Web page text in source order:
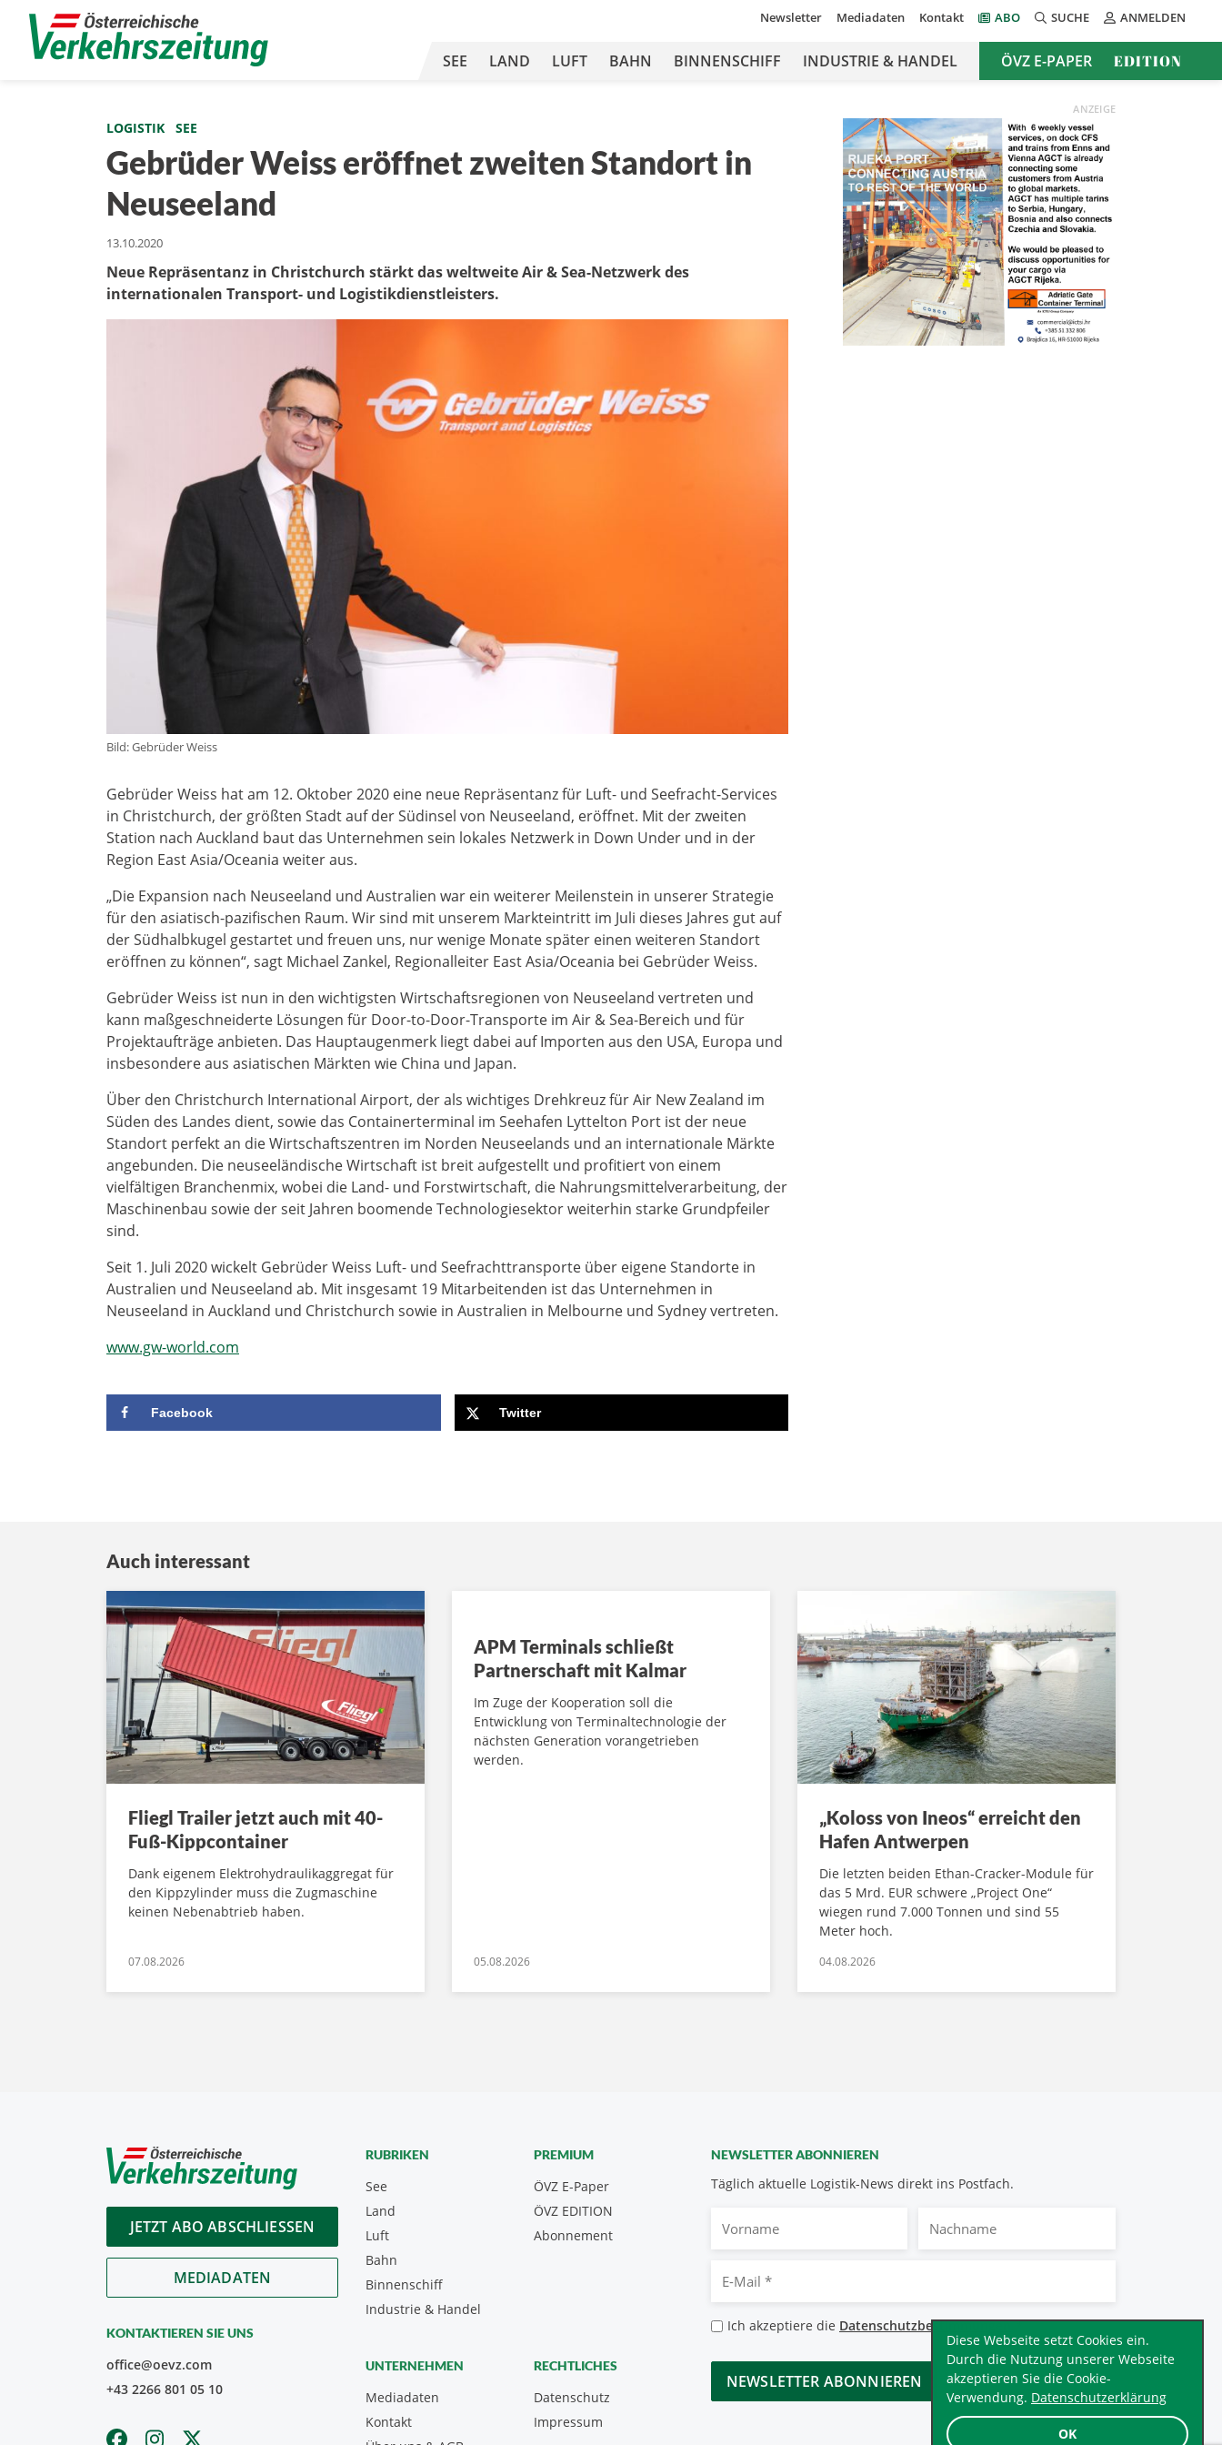
OK
Diese Webseite setzt Cookies ein.
Durch die Nutzung unserer Webseite
akzeptieren Sie die Cookie-
Verwendung. Datenschutzerklärung
Newsletter Mediadaten Kontakt ABO SUCHE ANMELDEN
SEE LAND LUFT BAHN BINNENSCHIFF INDUSTRIE & HANDEL ÖVZ E-PAPER EDITION
LOGISTIK SEE
Gebrüder Weiss eröffnet zweiten Standort in
Neuseeland
13.10.2020
Neue Repräsentanz in Christchurch stärkt das weltweite Air & Sea-Netzwerk des
internationalen Transport- und Logistikdienstleisters.
Bild: Gebrüder Weiss
Gebrüder Weiss hat am 12. Oktober 2020 eine neue Repräsentanz für Luft- und Seefracht-Services
in Christchurch, der größten Stadt auf der Südinsel von Neuseeland, eröffnet. Mit der zweiten
Station nach Auckland baut das Unternehmen sein lokales Netzwerk in Down Under und in der
Region East Asia/Oceania weiter aus.
„Die Expansion nach Neuseeland und Australien war ein weiterer Meilenstein in unserer Strategie
für den asiatisch-pazifischen Raum. Wir sind mit unserem Markteintritt im Juli dieses Jahres gut auf
der Südhalbkugel gestartet und freuen uns, nur wenige Monate später einen weiteren Standort
eröffnen zu können“, sagt Michael Zankel, Regionalleiter East Asia/Oceania bei Gebrüder Weiss.
Gebrüder Weiss ist nun in den wichtigsten Wirtschaftsregionen von Neuseeland vertreten und
kann maßgeschneiderte Lösungen für Door-to-Door-Transporte im Air & Sea-Bereich und für
Projektaufträge anbieten. Das Hauptaugenmerk liegt dabei auf Importen aus den USA, Europa und
insbesondere aus asiatischen Märkten wie China und Japan.
Über den Christchurch International Airport, der als wichtiges Drehkreuz für Air New Zealand im
Süden des Landes dient, sowie das Containerterminal im Seehafen Lyttelton Port ist der neue
Standort perfekt an die Wirtschaftszentren im Norden Neuseelands und an internationale Märkte
angebunden. Die neuseeländische Wirtschaft ist breit aufgestellt und profitiert von einem
vielfältigen Branchenmix, wobei die Land- und Forstwirtschaft, die Nahrungsmittelverarbeitung, der
Maschinenbau sowie der seit Jahren boomende Technologiesektor weiterhin starke Grundpfeiler
sind.
Seit 1. Juli 2020 wickelt Gebrüder Weiss Luft- und Seefrachttransporte über eigene Standorte in
Australien und Neuseeland ab. Mit insgesamt 19 Mitarbeitenden ist das Unternehmen in
Neuseeland in Auckland und Christchurch sowie in Australien in Melbourne und Sydney vertreten.
www.gw-world.com
Facebook Twitter
ANZEIGE
Auch interessant
Fliegl Trailer jetzt auch mit 40-
Fuß-Kippcontainer
Dank eigenem Elektrohydraulikaggregat für
den Kippzylinder muss die Zugmaschine
keinen Nebenabtrieb haben.
07.08.2026
APM Terminals schließt
Partnerschaft mit Kalmar
Im Zuge der Kooperation soll die
Entwicklung von Terminaltechnologie der
nächsten Generation vorangetrieben
werden.
05.08.2026
„Koloss von Ineos“ erreicht den
Hafen Antwerpen
Die letzten beiden Ethan-Cracker-Module für
das 5 Mrd. EUR schwere „Project One“
wiegen rund 7.000 Tonnen und sind 55
Meter hoch.
04.08.2026
JETZT ABO ABSCHLIESSEN
MEDIADATEN
KONTAKTIEREN SIE UNS
office@oevz.com
+43 2266 801 05 10
NEWSLETTER ABONNIEREN
Täglich aktuelle Logistik-News direkt ins Postfach.
Mail
Datenschutzbestimmungen
Ich akzeptiere die Datenschutzbestimmungen.*
CAPTCHA
RUBRIKEN
See
Land
Luft
Bahn
Binnenschiff
Industrie & Handel
PREMIUM
ÖVZ E-Paper
Abonnement
ÖVZ EDITION
UNTERNEHMEN
Mediadaten
Kontakt
RECHTLICHES
Datenschutz
Impressum